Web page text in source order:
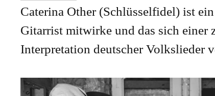
Caterina Other (Schlüsselfidel) ist
Gitarrist mitwirke und das sich einer
Interpretation deutscher Volkslieder